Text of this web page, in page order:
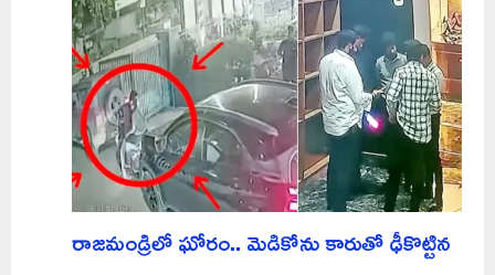
రాజమండ్రిలో ఘోరం.. మెడికోను కారుతో ఢీకొట్టిన